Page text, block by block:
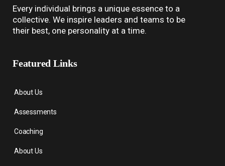
Every individual brings a unique essence to a
collective. We inspire leaders and teams to be
their best, one personality at a time.
Featured Links
About Us
Assessments
Coaching
About Us